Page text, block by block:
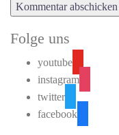
Folge uns
youtube
instagram
twitter
facebook